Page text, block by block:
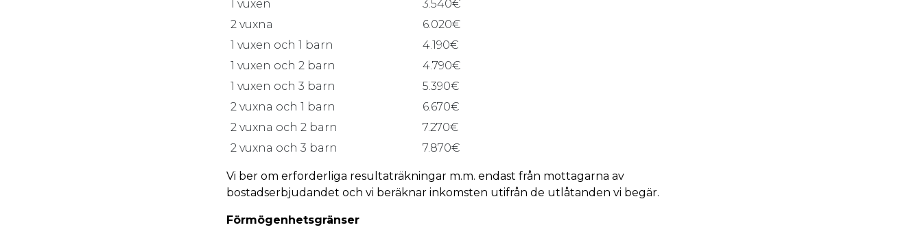
1 vuxen
3.540€
2 vuxna
6.020€
1 vuxen och 1 barn
4.190€
1 vuxen och 2 barn
4.790€
1 vuxen och 3 barn
5.390€
2 vuxna och 1 barn
6.670€
2 vuxna och 2 barn
7.270€
2 vuxna och 3 barn
7.870€
Vi ber om erforderliga resultaträkningar m.m. endast från mottagarna av
bostadserbjudandet och vi beräknar inkomsten utifrån de utlåtanden vi begär.
Förmögenhetsgränser